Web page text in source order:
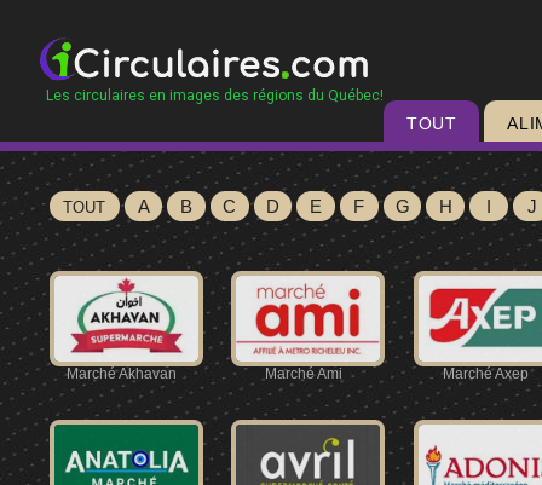
Les circulaires en images des régions du Québec!
TOUT
TOUT A B C D E F G H I J
Marché Akhavan Marché Ami Marché Axep